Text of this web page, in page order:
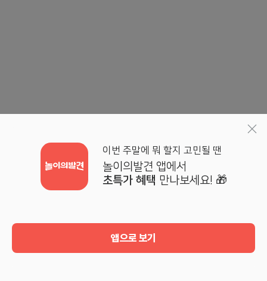
이번 주말에 뭐 할지 고민될 땐
놀이의발견 앱에서
초특가 혜택 만나보세요! 🎁
앱으로 보기